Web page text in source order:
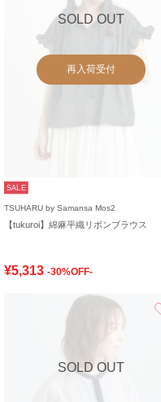
SOLD OUT
再入荷受付
SALE
TSUHARU by Samansa Mos2
【tukuroi】綿麻平織リボンブラウス
¥5,313 -30%OFF-
SOLD OUT